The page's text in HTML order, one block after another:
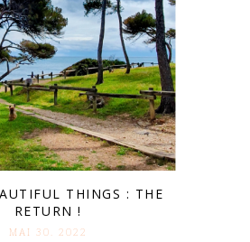
THINGS : THE
RETURN !
MAI 30. 2022